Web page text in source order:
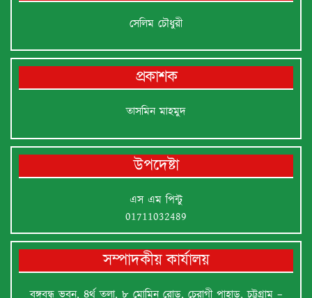
সেলিম চৌধুরী
প্রকাশক
তাসমিন মাহমুদ
উপদেষ্টা
এস এম পিন্টু
01711032489
সম্পাদকীয় কার্যালয়
বঙ্গবন্ধু ভবন, ৪র্থ তলা, ৮ মোমিন রোড, চেরাগী পাহাড়, চট্টগ্রাম –